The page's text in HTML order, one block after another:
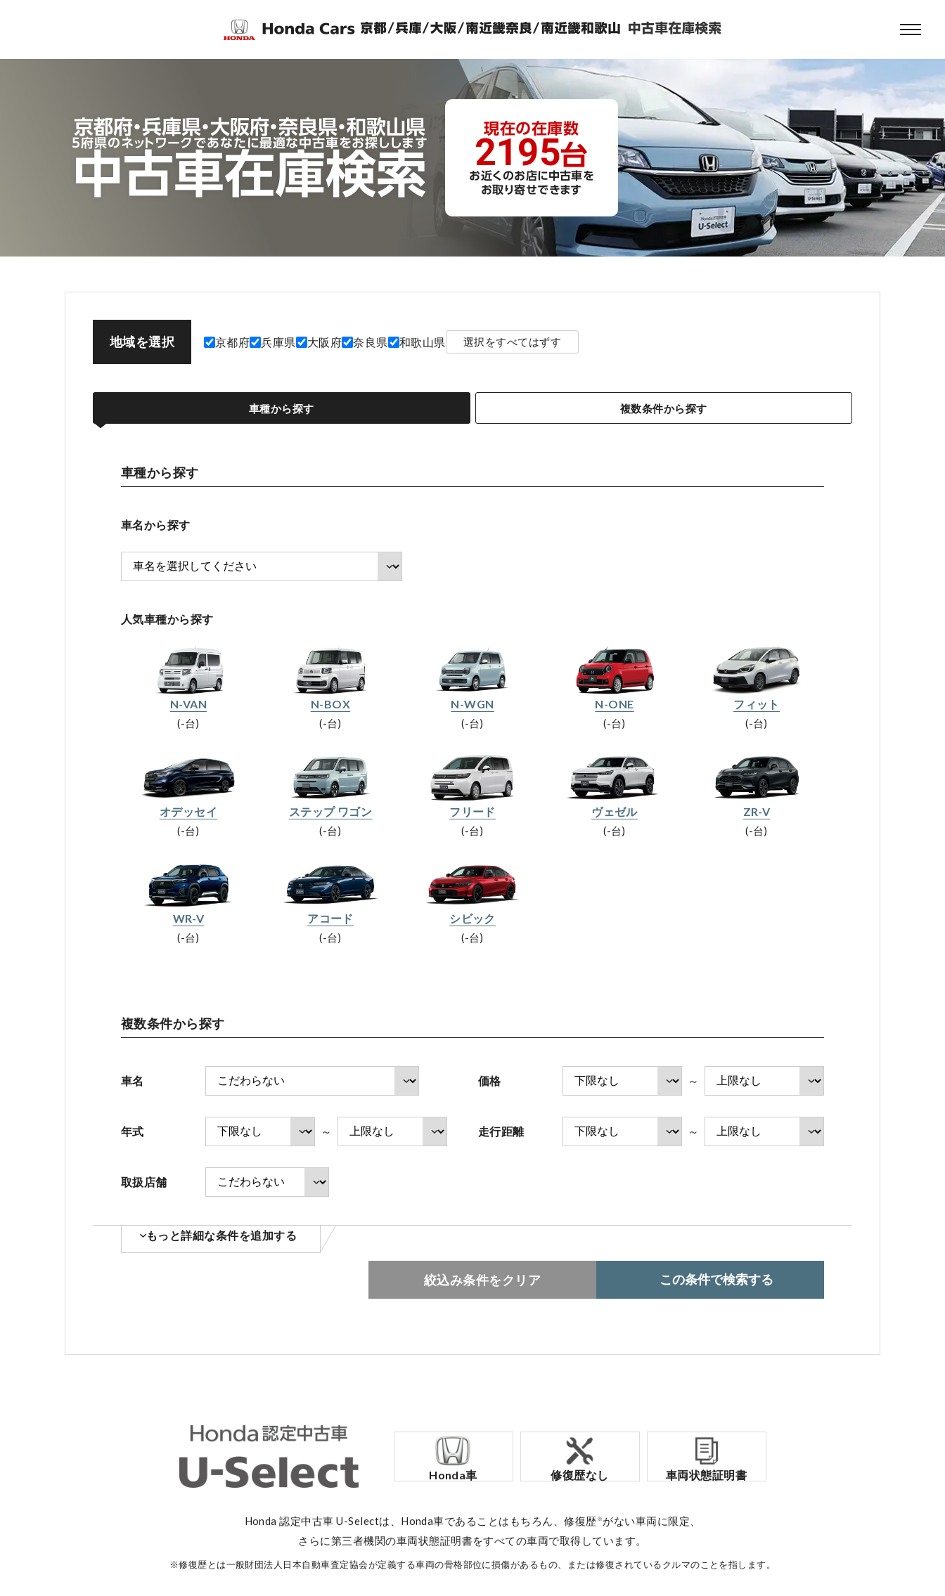
点検・整備のご予約 点検・整備のご予約 点検・整備のご予約
コーポレートサイト コーポレートサイト
京都府・兵庫県・大阪府・奈良県・和歌山県
5府県のネットワークであなたに最適な中古車をお探しします
中古車在庫検索
現在の在庫数
2195台
お近くのお店に中古車を
お取り寄せできます
地域を選択 京都府 兵庫県 大阪府 奈良県 和歌山県 選択をすべてはずす
車種から探す 複数条件から探す
車種から探す
車名から探す
人気車種から探す
N-VAN
-台
N-BOX
-台
N-WGN
-台
N-ONE
-台
フィット
-台
オデッセイ
-台
ステップ ワゴン
-台
フリード
-台
ヴェゼル
-台
ZR-V
-台
WR-V
-台
アコード
-台
シビック
-台
複数条件から探す
車名 価格 ～
年式 ～ 走行距離 ～
取扱店舗
もっと詳細な条件を追加する
絞込み条件をクリア この条件で検索する
Honda車 修復歴なし 車両状態証明書
Honda 認定中古車 U-Selectは、Honda車であることはもちろん、修復歴 ※ がない車両に限定、
さらに第三者機関の車両状態証明書をすべての車両で取得しています。
※修復歴とは一般財団法人日本自動車査定協会が定義する車両の骨格部位に損傷があるもの、または修復されているクルマのことを指します。